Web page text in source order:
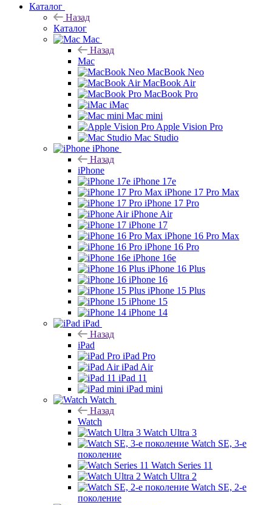
Каталог
Назад
Каталог
Mac
Назад
Mac
MacBook Neo
MacBook Air
MacBook Pro
iMac
Mac mini
Apple Vision Pro
Mac Studio
iPhone
Назад
iPhone
iPhone 17e
iPhone 17 Pro Max
iPhone 17 Pro
iPhone Air
iPhone 17
iPhone 16 Pro Max
iPhone 16 Pro
iPhone 16e
iPhone 16 Plus
iPhone 16
iPhone 15 Plus
iPhone 15
iPhone 14
iPad
Назад
iPad
iPad Pro
iPad Air
iPad 11
iPad mini
Watch
Назад
Watch
Watch Ultra 3
Watch SE, 3-е
поколение
Watch Series 11
Watch Ultra 2
Watch SE, 2-е
поколение